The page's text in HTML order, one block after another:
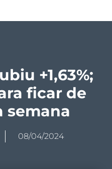
+1,63%;
ficar de
semana
08/04/2024